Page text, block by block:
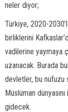
neler diyor;
Türkiye, 2020-
birliklerini
vadilerine yaymaya
uzanacak. Burada
devletler, bu nüfuzu
Müslüman
gidecek.